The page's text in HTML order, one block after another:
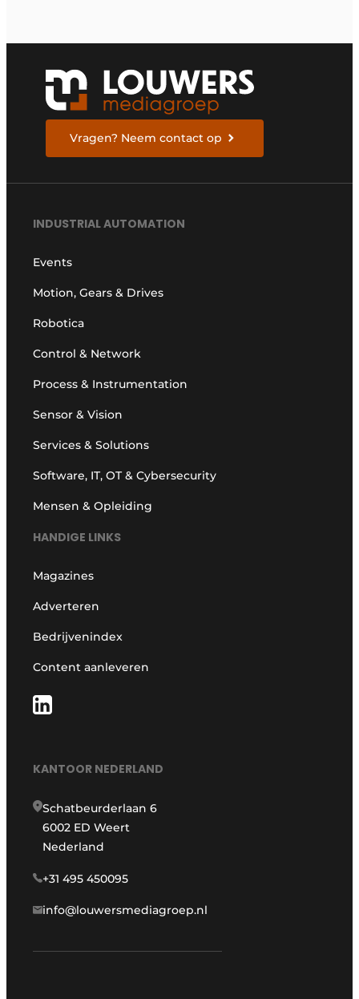
Vragen? Neem contact op
INDUSTRIAL AUTOMATION
Events
Motion, Gears & Drives
Robotica
Control & Network
Process & Instrumentation
Sensor & Vision
Services & Solutions
Software, IT, OT & Cybersecurity
Mensen & Opleiding
HANDIGE LINKS
Magazines
Adverteren
Bedrijvenindex
Content aanleveren
KANTOOR NEDERLAND
Schatbeurderlaan 6
6002 ED Weert
Nederland
+31 495 450095
info@louwersmediagroep.nl